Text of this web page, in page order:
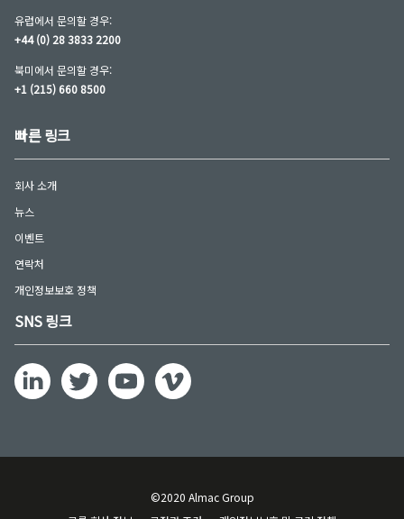
빠른 링크
회사 소개
뉴스
이벤트
연락처
개인정보보호 정책
유럽에서 문의할 경우:
+44 (0) 28 3833 2200
북미에서 문의할 경우:
+1 (215) 660 8500
SNS 링크
©2020 Almac Group